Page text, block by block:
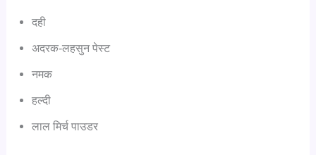
दही
अदरक-लहसुन पेस्ट
नमक
हल्दी
लाल मिर्च पाउडर